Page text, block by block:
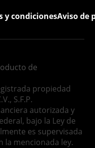
y condicionesAviso de
de
propiedad
S.F.P.
autorizada y
bajo la Ley de
es supervisada
la mencionada ley.